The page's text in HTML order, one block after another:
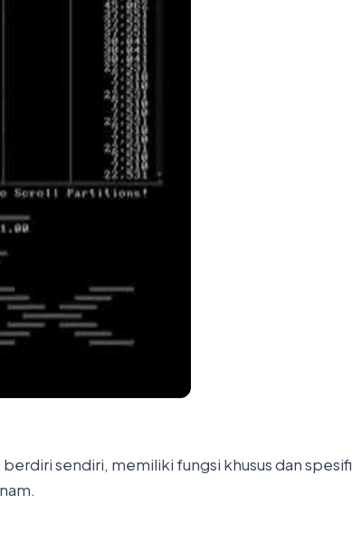
sendiri, memiliki fungsi khusus dan